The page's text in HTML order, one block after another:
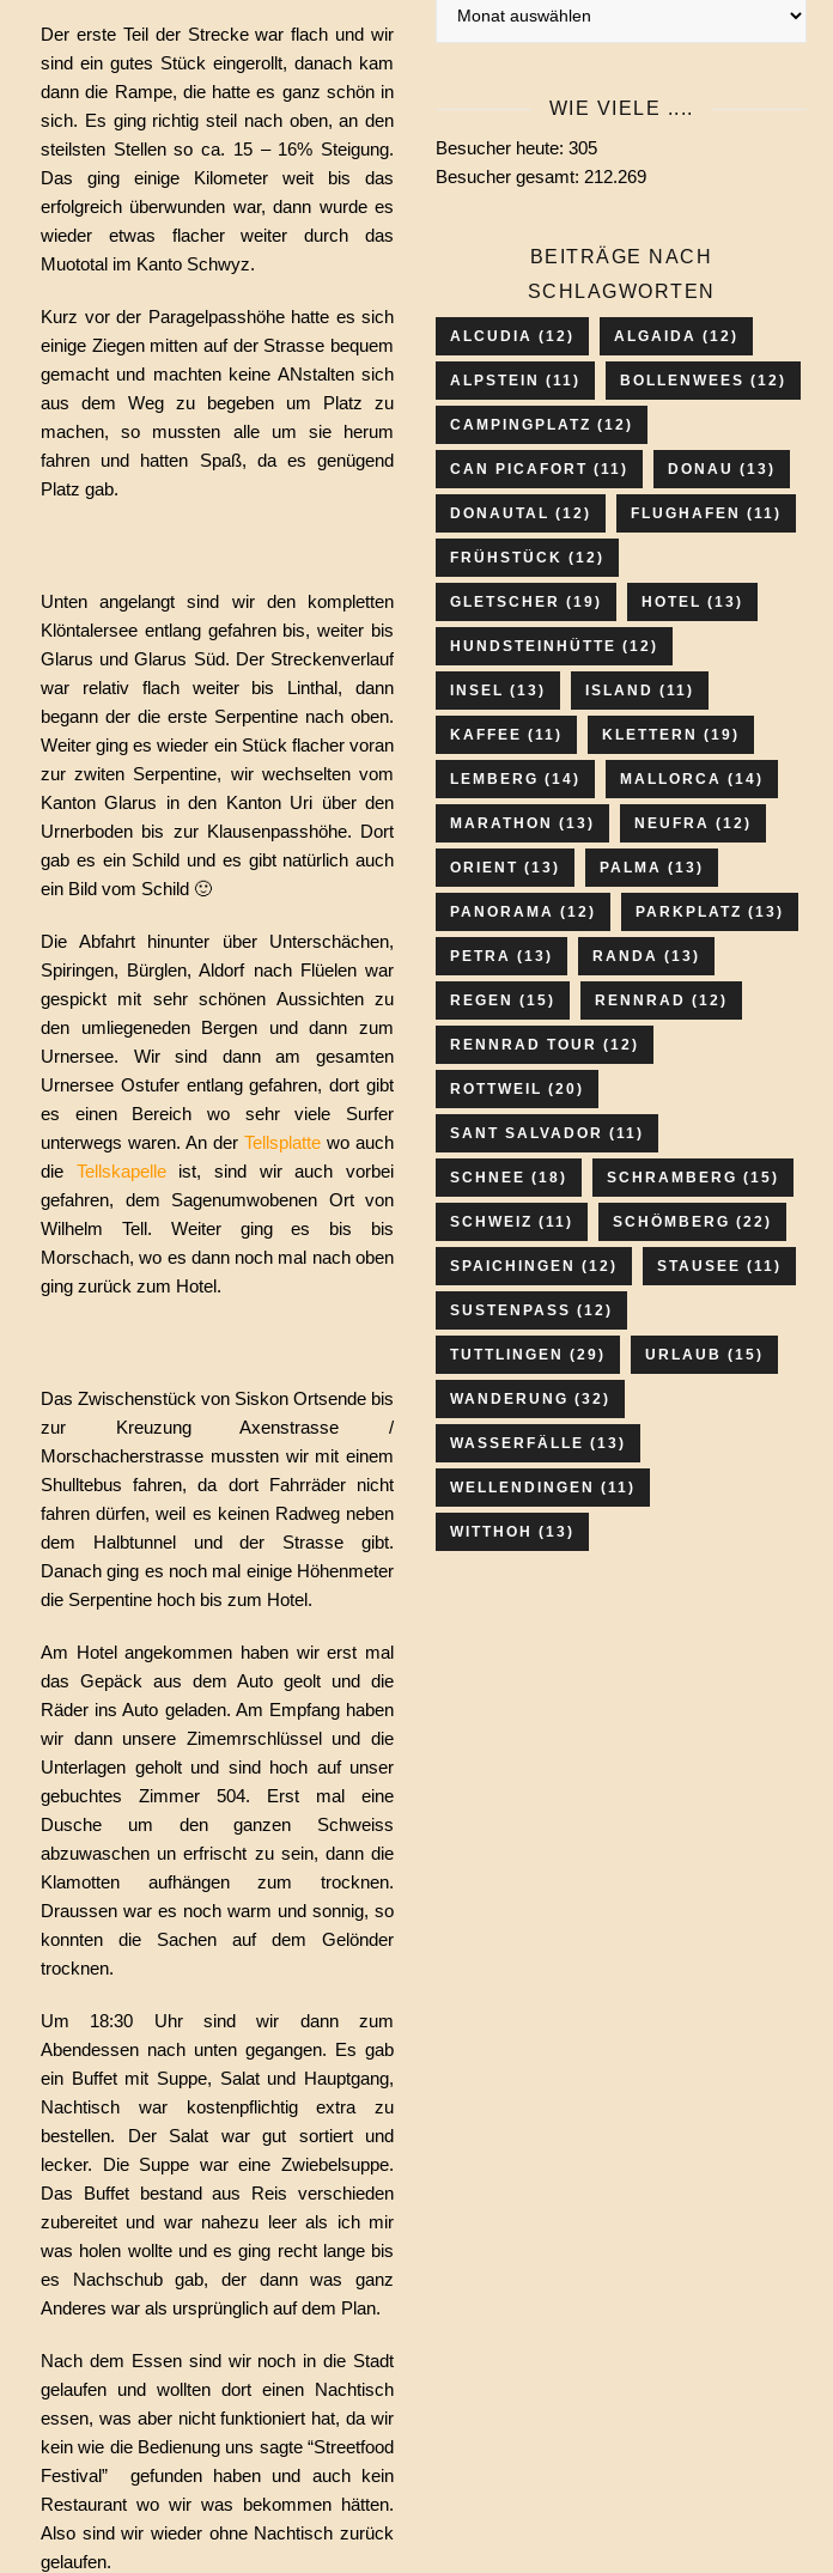
Der erste Teil der Strecke war flach und wir
sind ein gutes Stück eingerollt, danach kam
dann die Rampe, die hatte es ganz schön in
sich. Es ging richtig steil nach oben, an den
steilsten Stellen so ca. 15 – 16% Steigung.
Das ging einige Kilometer weit bis das
erfolgreich überwunden war, dann wurde es
wieder etwas flacher weiter durch das
Muototal im Kanto Schwyz.
Kurz vor der Paragelpasshöhe hatte es sich
einige Ziegen mitten auf der Strasse bequem
gemacht und machten keine ANstalten sich
aus dem Weg zu begeben um Platz zu
machen, so mussten alle um sie herum
fahren und hatten Spaß, da es genügend
Platz gab.
Unten angelangt sind wir den kompletten
Klöntalersee entlang gefahren bis, weiter bis
Glarus und Glarus Süd. Der Streckenverlauf
war relativ flach weiter bis Linthal, dann
begann der die erste Serpentine nach oben.
Weiter ging es wieder ein Stück flacher voran
zur zwiten Serpentine, wir wechselten vom
Kanton Glarus in den Kanton Uri über den
Urnerboden bis zur Klausenpasshöhe. Dort
gab es ein Schild und es gibt natürlich auch
ein Bild vom Schild 🙂
Die Abfahrt hinunter über Unterschächen,
Spiringen, Bürglen, Aldorf nach Flüelen war
gespickt mit sehr schönen Aussichten zu
den umliegeneden Bergen und dann zum
Urnersee. Wir sind dann am gesamten
Urnersee Ostufer entlang gefahren, dort gibt
es einen Bereich wo sehr viele Surfer
unterwegs waren. An der Tellsplatte wo auch
die Tellskapelleist, sind wir auch vorbei
gefahren, dem Sagenumwobenen Ort von
Wilhelm Tell. Weiter ging es bis bis
Morschach, wo es dann noch mal nach oben
ging zurück zum Hotel.
Das Zwischenstück von Siskon Ortsende bis
zur Kreuzung Axenstrasse /
Morschacherstrasse mussten wir mit einem
Shulltebus fahren, da dort Fahrräder nicht
fahren dürfen, weil es keinen Radweg neben
dem Halbtunnel und der Strasse gibt.
Danach ging es noch mal einige Höhenmeter
die Serpentine hoch bis zum Hotel.
Am Hotel angekommen haben wir erst mal
das Gepäck aus dem Auto geolt und die
Räder ins Auto geladen. Am Empfang haben
wir dann unsere Zimemrschlüssel und die
Unterlagen geholt und sind hoch auf unser
gebuchtes Zimmer 504. Erst mal eine
Dusche um den ganzen Schweiss
abzuwaschen un erfrischt zu sein, dann die
Klamotten aufhängen zum trocknen.
Draussen war es noch warm und sonnig, so
konnten die Sachen auf dem Gelönder
trocknen.
Um 18:30 Uhr sind wir dann zum
Abendessen nach unten gegangen. Es gab
ein Buffet mit Suppe, Salat und Hauptgang,
Nachtisch war kostenpflichtig extra zu
bestellen. Der Salat war gut sortiert und
lecker. Die Suppe war eine Zwiebelsuppe.
Das Buffet bestand aus Reis verschieden
zubereitet und war nahezu leer als ich mir
was holen wollte und es ging recht lange bis
es Nachschub gab, der dann was ganz
Anderes war als ursprünglich auf dem Plan.
Nach dem Essen sind wir noch in die Stadt
gelaufen und wollten dort einen Nachtisch
essen, was aber nicht funktioniert hat, da wir
kein wie die Bedienung uns sagte “Streetfood
Festival” gefunden haben und auch kein
Restaurant wo wir was bekommen hätten.
Also sind wir wieder ohne Nachtisch zurück
gelaufen.
wählen
WIE VIELE ....
Besucher heute: 305
Besucher gesamt: 212.269
BEITRÄGE NACH
SCHLAGWORTEN
ALCUDIA (12) ALGAIDA (12)
ALPSTEIN (11) BOLLENWEES (12)
CAMPINGPLATZ (12)
CAN PICAFORT (11) DONAU (13)
DONAUTAL (12) FLUGHAFEN (11)
FRÜHSTÜCK (12)
GLETSCHER (19) HOTEL (13)
HUNDSTEINHÜTTE (12)
INSEL (13) ISLAND (11)
KAFFEE (11) KLETTERN (19)
LEMBERG (14) MALLORCA (14)
MARATHON (13) NEUFRA (12)
ORIENT (13) PALMA (13)
PANORAMA (12) PARKPLATZ (13)
PETRA (13) RANDA (13)
REGEN (15) RENNRAD (12)
RENNRAD TOUR (12)
ROTTWEIL (20)
SANT SALVADOR (11)
SCHNEE (18) SCHRAMBERG (15)
SCHWEIZ (11) SCHÖMBERG (22)
SPAICHINGEN (12) STAUSEE (11)
SUSTENPASS (12)
TUTTLINGEN (29) URLAUB (15)
WANDERUNG (32)
WASSERFÄLLE (13)
WELLENDINGEN (11)
WITTHOH (13)